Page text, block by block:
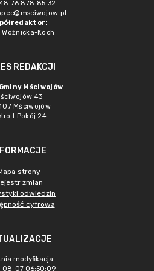
76 878 85 32
Woźnicka-Koch
REDAKCJI
Mściwojów
43
Mściwojów
I Pokój 24
strony
zmian
odwiedzin
cyfrowa
modyfikacja
08-07 06:50:09